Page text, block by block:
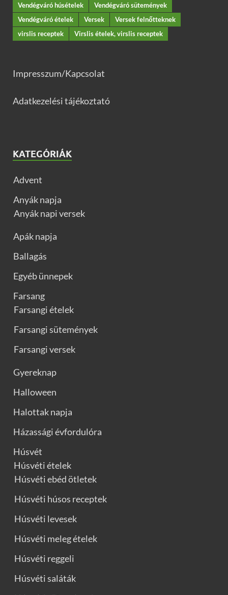
Vendégváró húsételek
Vendégváró sütemények
Vendégváró ételek
Versek
Versek felnőtteknek
virslis receptek
Virslis ételek, virslis receptek
Impresszum/Kapcsolat
Adatkezelési tájékoztató
KATEGÓRIÁK
Advent
Anyák napja
Anyák napi versek
Apák napja
Ballagás
Egyéb ünnepek
Farsang
Farsangi ételek
Farsangi sütemények
Farsangi versek
Gyereknap
Halloween
Halottak napja
Házassági évfordulóra
Húsvét
Húsvéti ételek
Húsvéti ebéd ötletek
Húsvéti húsos receptek
Húsvéti levesek
Húsvéti meleg ételek
Húsvéti reggeli
Húsvéti saláták